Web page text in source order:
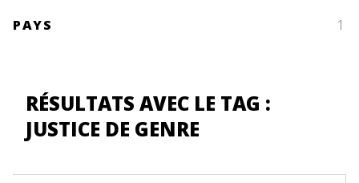
PAYS 1
RÉSULTATS AVEC LE TAG :
JUSTICE DE GENRE